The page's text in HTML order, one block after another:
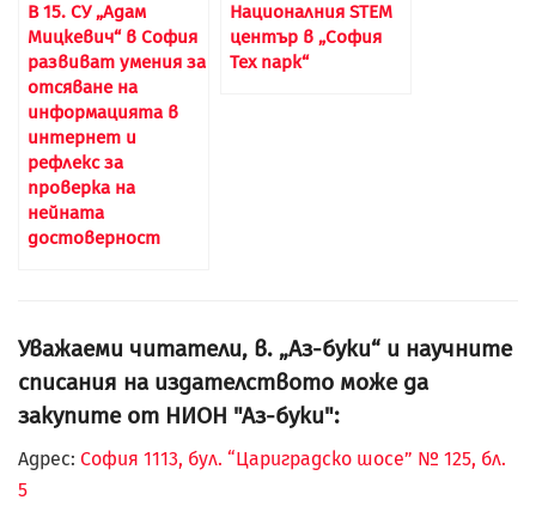
В 15. СУ „Адам
Мицкевич“ в София
развиват умения за
отсяване на
информацията в
интернет и
рефлекс за
проверка на
нейната
достоверност
Националния STEM
център в „София
Тех парк“
Уважаеми читатели, в. „Аз-буки“ и научните
списания на издателството може да
закупите от НИОН "Аз-буки":
Адрес: София 1113, бул. “Цариградско шосе” № 125, бл.
5